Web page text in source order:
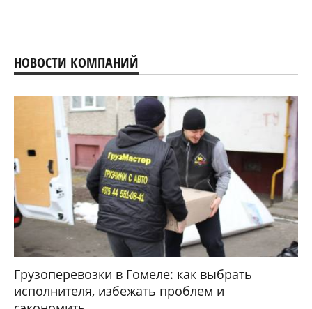
НОВОСТИ КОМПАНИЙ
Грузоперевозки в Гомеле: как выбрать
исполнителя, избежать проблем и